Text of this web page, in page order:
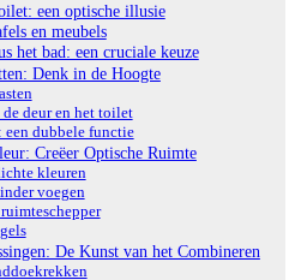
een optische illusie
en meubels
het bad: een cruciale keuze
Denk in de Hoogte
deur en het toilet
een dubbele functie
Creëer Optische Ruimte
kleuren
voegen
De Kunst van het Combineren